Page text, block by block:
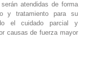
atendidas de forma
y tratamiento para su
el cuidado parcial y
causas de fuerza mayor